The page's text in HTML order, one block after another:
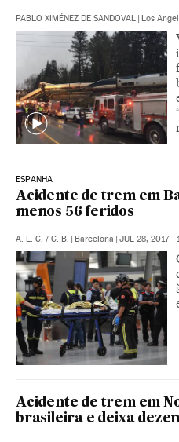
PABLO XIMÉNEZ DE SANDOVAL | Los
ESPANHA
Acidente de trem em
menos 56 feridos
A. L. C. / C. B. | Barcelona | JUL 28, 2017 -
Acidente de trem em
brasileira e deixa